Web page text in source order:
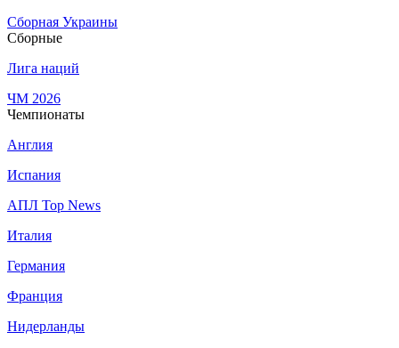
Сборная Украины
Сборные
Лига наций
ЧМ 2026
Чемпионаты
Англия
Испания
АПЛ Top News
Италия
Германия
Франция
Нидерланды